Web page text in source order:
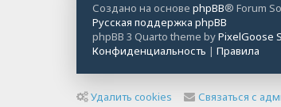
Создано на основе phpBB® Forum
Русская поддержка phpBB
phpBB 3 Quarto theme byPixelGoose
Конфиденциальность | Правила
Удалить cookies Связаться с